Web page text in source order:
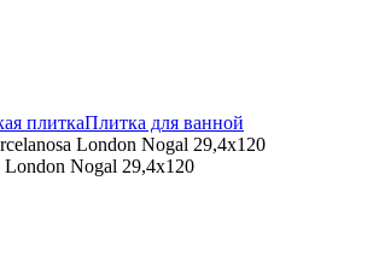
плиткаПлитка для ванной
London Nogal 29,4x120
London Nogal 29,4x120